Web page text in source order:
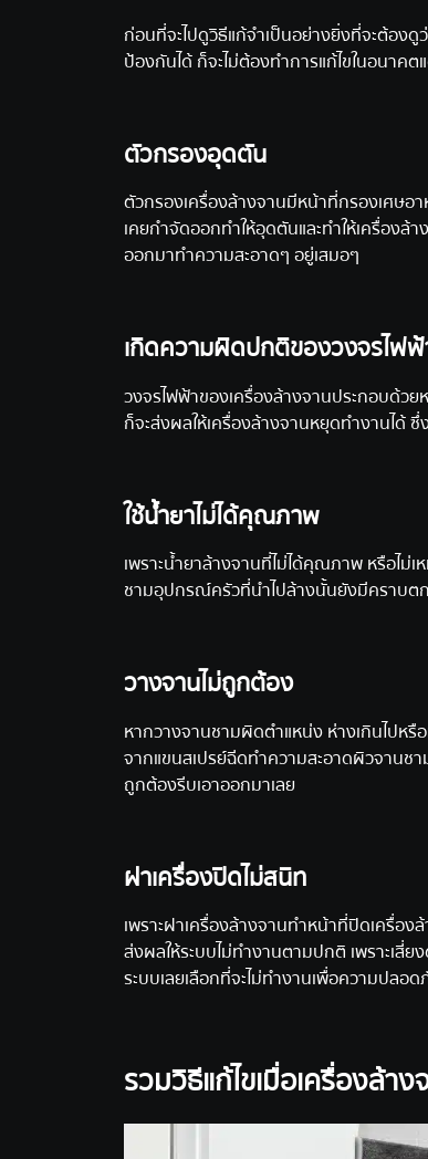
ก่อนที่จะไปดูวิธีแก้จำเป็นอย่างยิ่งที่จะต้องดู
ป้องกันได้ ก็จะไม่ต้องทำการแก้ไขในอนาค
ตัวกรองอุดตัน
ตัวกรองเครื่องล้างจานมีหน้าที่กรองเศษอาห
เคยกำจัดออกทำให้อุดตันและทำให้เครื่องล้
ออกมาทำความสะอาดๆ อยู่เสมอๆ
เกิดความผิดปกติของวงจรไฟ
วงจรไฟฟ้าของเครื่องล้างจานประกอบด้ว
ก็จะส่งผลให้เครื่องล้างจานหยุดทำงานได้
ใช้น้ำยาไม่ได้คุณภาพ
เพราะน้ำยาล้างจานที่ไม่ได้คุณภาพ หรือไม่
ชามอุปกรณ์ครัวที่นำไปล้างนั้นยังมีคราบต
วางจานไม่ถูกต้อง
หากวางจานชามผิดตำแหน่ง ห่างเกินไปหรือ
จากแขนสเปรย์ฉีดทำความสะอาดผิวจานช
ถูกต้องรีบเอาออกมาเลย
ฝาเครื่องปิดไม่สนิท
เพราะฝาเครื่องล้างจานทำหน้าที่ปิดเครื่อง
ส่งผลให้ระบบไม่ทำงานตามปกติ เพราะเสี่
ระบบเลยเลือกที่จะไม่ทำงานเพื่อความปลอ
รวมวิธีแก้ไขเมื่อเครื่องล้า